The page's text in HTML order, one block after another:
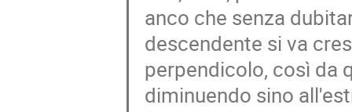
anco che senza
descendente si va
perpendicolo, così da
diminuendo sino